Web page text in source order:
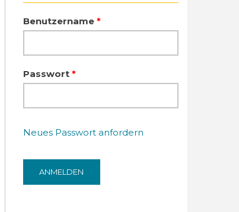
Benutzername *
Passwort *
Neues Passwort anfordern